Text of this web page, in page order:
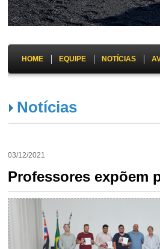
HOME EQUIPE NOTÍCIAS
Notícias
03/12/2021
Professores expõem